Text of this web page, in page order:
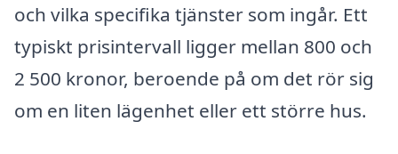
och vilka specifika tjänster som ingår. Ett
typiskt prisintervall ligger mellan 800 och
2 500 kronor, beroende på om det rör sig
om en liten lägenhet eller ett större hus.